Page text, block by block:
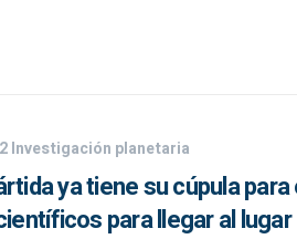
Investigación planetaria
ya tiene su cúpula
para llegar al lugar